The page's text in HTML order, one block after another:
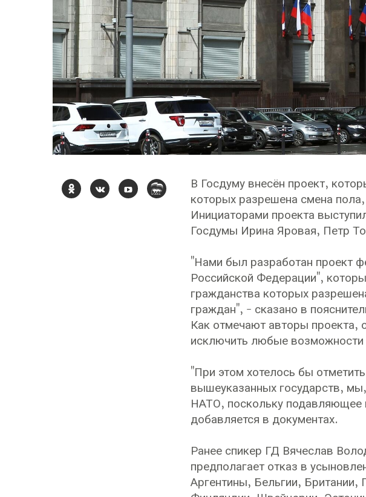
В Госдуму внесён проект,
которых разрешена смена
Инициаторами проекта
Госдумы Ирина Яровая, Петр
"Нами был разработан проект
Российской Федерации",
гражданства которых
граждан", - сказано в
Как отмечают авторы проекта,
исключить любые
"При этом хотелось бы
вышеуказанных государств,
НАТО, поскольку подавляющее
добавляется в документах.
Ранее спикер ГД Вячеслав
предполагает отказ в
Аргентины, Бельгии,